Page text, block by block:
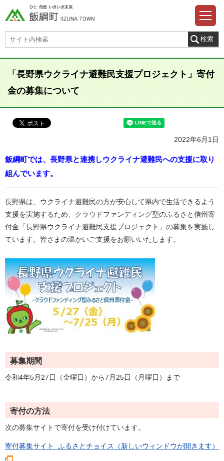
「長野県ウクライナ避難民支援プロジェクト」寄付
金の募集について
2022年6月1日
飯綱町では、長野県と連携しウクライナ避難民への支援に取り
組んでいます。
長野県は、ウクライナ避難民の方が安心して県内で生活できるよう
支援を実施するため、クラウドファンディング型のふるさと信州寄
付金「長野県ウクライナ避難民支援プロジェクト」の募集を実施し
ています。皆さまの温かいご支援をお願いいたします。
募集期間
令和4年5月27日（金曜日）から7月25日（月曜日）まで
寄付の方法
次の募集サイトで寄付を受け付けています。
寄付募集サイト ふるさとチョイス（新しいウィンドウが開きます）